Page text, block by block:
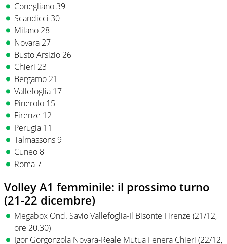
Conegliano 39
Scandicci 30
Milano 28
Novara 27
Busto Arsizio 26
Chieri 23
Bergamo 21
Vallefoglia 17
Pinerolo 15
Firenze 12
Perugia 11
Talmassons 9
Cuneo 8
Roma 7
Volley A1 femminile: il prossimo turno
(21-22 dicembre)
Megabox Ond. Savio Vallefoglia-Il Bisonte Firenze (21/12,
ore 20.30)
Igor Gorgonzola Novara-Reale Mutua Fenera Chieri (22/12,